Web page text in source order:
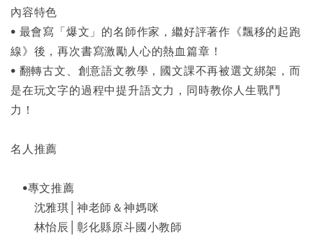
內容特色
• 最會寫「爆文」的名師作家，繼好評著作《飄移的起跑
線》後，再次書寫激勵人心的熱血篇章！
• 翻轉古文、創意語文教學，國文課不再被選文綁架，而
是在玩文字的過程中提升語文力，同時教你人生戰鬥
力！
名人推薦
•專文推薦
沈雅琪│神老師＆神媽咪
林怡辰│彰化縣原斗國小教師